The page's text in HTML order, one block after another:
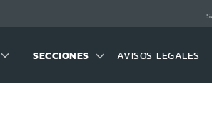
SECCIONES AVISOS LEGALES